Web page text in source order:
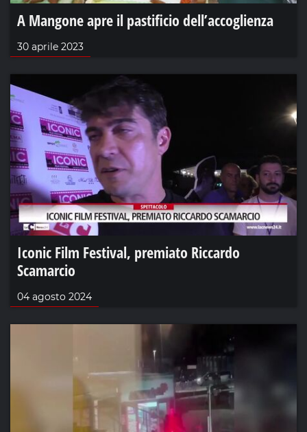
A Mangone apre il pastificio dell’accoglienza
30 aprile 2023
Iconic Film Festival, premiato Riccardo
Scamarcio
04 agosto 2024